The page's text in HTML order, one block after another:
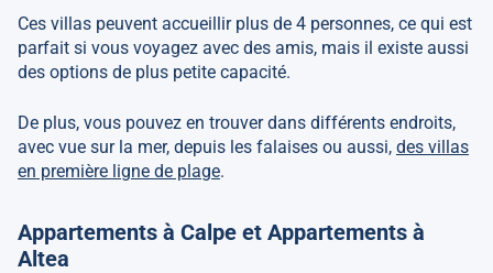
Ces villas peuvent accueillir plus de 4 personnes, ce qui est
parfait si vous voyagez avec des amis, mais il existe aussi
des options de plus petite capacité.
De plus, vous pouvez en trouver dans différents endroits,
avec vue sur la mer, depuis les falaises ou aussi, des villas
en première ligne de plage.
Appartements à Calpe et Appartements à
Altea